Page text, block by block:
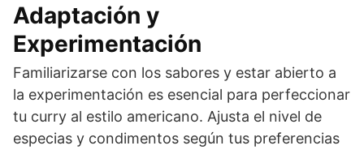
Adaptación y
Experimentación
Familiarizarse con los sabores y estar abierto a
la experimentación es esencial para perfeccionar
tu curry al estilo americano. Ajusta el nivel de
especias y condimentos según tus preferencias